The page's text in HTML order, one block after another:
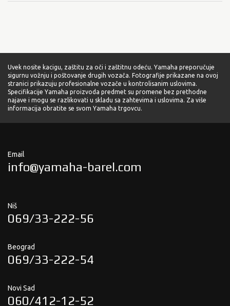
Uvek nosite kacigu, zaštitu za oči i zaštitnu odeću. Yamaha preporučuje
sigurnu vožnju i poštovanje drugih vozača. Fotografije prikazane na ovoj
stranici prikazuju profesionalne vozače u kontrolisanim uslovima.
Specifikacije Yamaha proizvoda predmet su promene bez prethodne
najave i mogu se razlikovati u skladu sa zahtevima i uslovima. Za više
informacija obratite se svom Yamaha trgovcu.
Email
info@yamaha-barel.com
Niš
069/33-222-56
Beograd
069/33-222-54
Novi Sad
060/412-12-52